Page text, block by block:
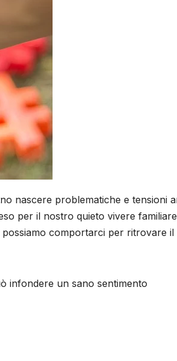
nascere problematiche e tensioni
per il nostro quieto vivere
possiamo comportarci per ritrovare il
infondere un sano sentimento